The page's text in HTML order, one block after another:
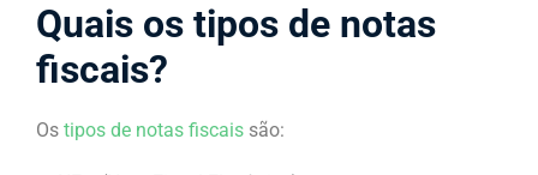
Quais os tipos de notas
fiscais?
Os tipos de notas fiscais são: